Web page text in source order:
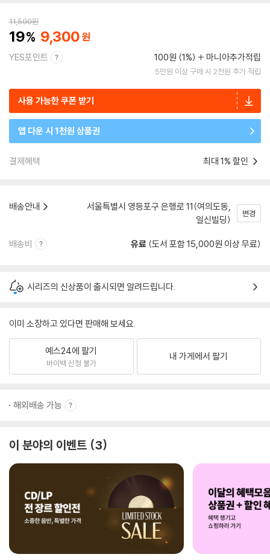
11,500원
19 9,300
YES포인트 100원 (1%) 마니아추가적립
5만원 이상 구매 시 2천원 추가 적립
사용 가능한 쿠폰 받기
앱 다운 시 1천원 상품권
결제혜택 최대 1% 할인
배송안내
서울특별시 영등포구 은행로 11(여의도동,
일신빌딩)
변경
배송비 유료 (도서 포함 15,000원 이상 무료)
시리즈의 신상품이 출시되면 알려드립니다.
이미 소장하고 있다면 판매해 보세요.
예스24에 팔기
바이백 신청 불가
내 가게에서 팔기
해외배송 가능
이 분야의 이벤트 3